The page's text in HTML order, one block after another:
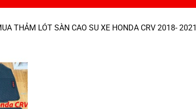
THẢM LÓT SÀN CAO SU XE HONDA CRV 2018-